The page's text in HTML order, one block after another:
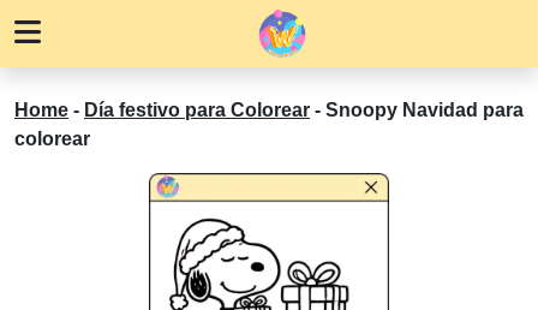
Home - Día festivo para Colorear - Snoopy Navidad para
colorear